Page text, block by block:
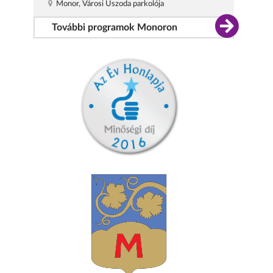
Monor, Városi Uszoda parkolója
További programok Monoron